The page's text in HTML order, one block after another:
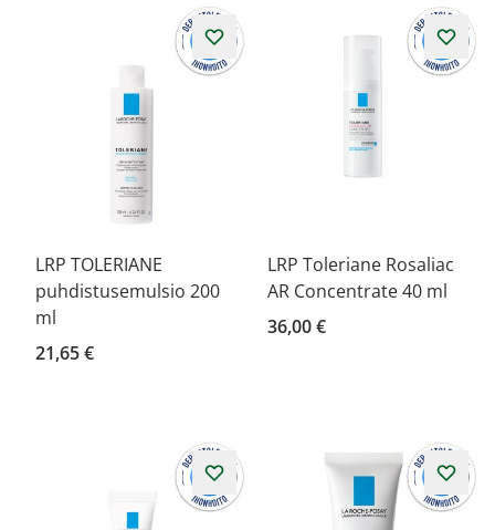
LRP TOLERIANE
puhdistusemulsio 200
ml
21,65 €
LRP Toleriane Rosaliac
AR Concentrate 40 ml
36,00 €